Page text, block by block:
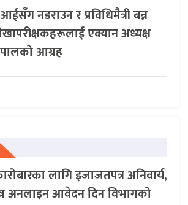
नडराउन र प्रविधिमैत्री बन्न
एक्यान अध्यक्ष
आग्रह
लागि इजाजतपत्र अनिवार्य,
अनलाइन आवेदन दिन विभागको